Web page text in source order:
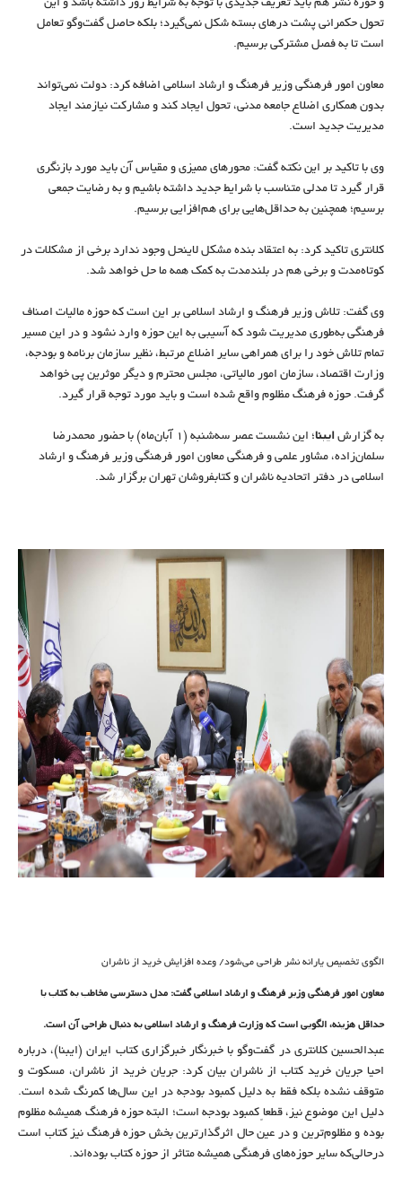
و حوزه نشر هم باید تعریف جدیدی با توجه به شرایط روز داشته باشد و این
تحول حکمرانی پشت درهای بسته شکل نمی‌گیرد؛ بلکه حاصل گفت‌وگو تعامل
است تا به فصل مشترکی برسیم.
معاون امور فرهنگی وزیر فرهنگ و ارشاد اسلامی اضافه کرد: دولت نمی‌تواند
بدون همکاری اضلاع جامعه مدنی، تحول ایجاد کند و مشارکت نیازمند ایجاد
مدیریت جدید است.
وی با تاکید بر این نکته گفت: محورهای ممیزی و مقیاس آن باید مورد بازنگری
قرار گیرد تا مدلی متناسب با شرایط جدید داشته باشیم و به رضایت جمعی
برسیم؛ همچنین به حداقل‌هایی برای هم‌افزایی برسیم.
کلانتری تاکید کرد: به اعتقاد بنده مشکل لاینحل وجود ندارد برخی از مشکلات در
کوتاه‌مدت و برخی هم در بلندمدت به کمک همه ما حل خواهد شد.
وی گفت: تلاش وزیر فرهنگ و ارشاد اسلامی بر این است که حوزه مالیات اصناف
فرهنگی به‌طوری مدیریت شود که آسیبی به این حوزه وارد نشود و در این مسیر
تمام تلاش خود را برای همراهی سایر اضلاع مرتبط، نظیر سازمان برنامه و بودجه،
وزارت اقتصاد، سازمان امور مالیاتی، مجلس محترم و دیگر موثرین پی خواهد
گرفت. حوزه فرهنگ مظلوم واقع شده است و باید مورد توجه قرار گیرد.
به گزارش ایبنا
؛ این نشست عصر سه‌شنبه (۱ آبان‌ماه) با حضور محمدرضا
سلمان‌زاده، مشاور علمی و فرهنگی معاون امور فرهنگی وزیر فرهنگ و ارشاد
اسلامی در دفتر اتحادیه ناشران و کتابفروشان تهران برگزار شد.
الگوی تخصیص یارانه نشر طراحی می‌شود/ وعده افزایش خرید از ناشران
معاون امور فرهنگی وزیر فرهنگ و ارشاد اسلامی گفت: مدل دسترسی مخاطب به کتاب با
حداقل هزینه، الگویی است که وزارت فرهنگ و ارشاد اسلامی به دنبال طراحی آن است.
عبدالحسین کلانتری در گفت‌وگو با خبرنگار خبرگزاری کتاب ایران (ایبنا)، درباره
احیا جریان خرید کتاب از ناشران بیان کرد: جریان خرید از ناشران، مسکوت و
متوقف نشده بلکه فقط به دلیل کمبود بودجه در این سال‌ها کمرنگ شده است.
دلیل این موضوع نیز، قطعاً کمبود بودجه است؛ البته حوزه فرهنگ همیشه مظلوم
بوده و مظلوم‌ترین و در عین حال اثرگذارترین بخش حوزه فرهنگ نیز کتاب است
درحالی‌که سایر حوزه‌های فرهنگی همیشه متاثر از حوزه کتاب بوده‌اند.